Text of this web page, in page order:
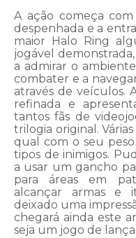
A ação começa
despenhada e a
maior Halo Ring
jogável
a admirar o
combater e a
através de veículos.
refinada e
tantos fãs de
trilogia original.
qual com o seu
tipos de inimigos.
a usar um gancho
para áreas em
alcançar armas e
deixado uma
chegará ainda este
seja um jogo de